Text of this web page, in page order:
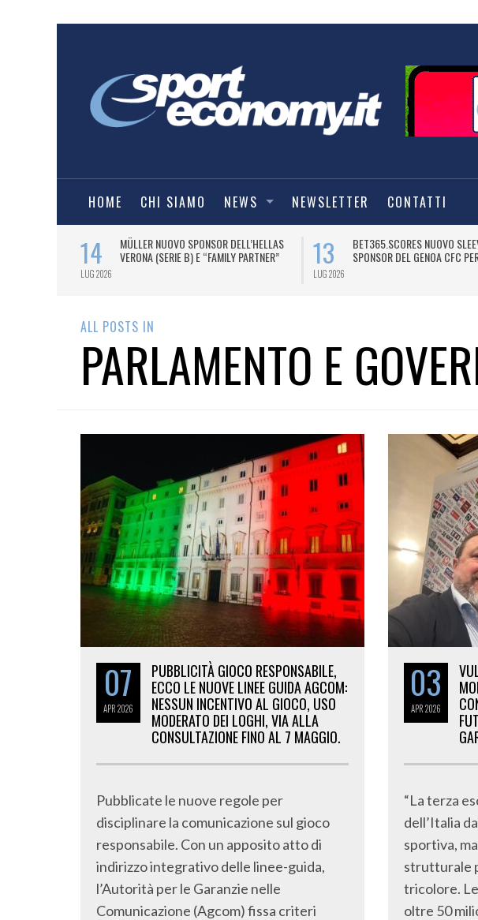
HOME CHI SIAMO NEWS NEWSLETTER CONTATTI
14
LUG 2026
MÜLLER NUOVO SPONSOR DELL’HELLAS
VERONA (SERIE B) E “FAMILY PARTNER”
13
LUG 2026
BET365.SCORES NUOVO
SPONSOR DEL GENOA CFC
ALL POSTS IN
PARLAMENTO E
07
APR2026
PUBBLICITÀ GIOCO RESPONSABILE,
ECCO LE NUOVE LINEE GUIDA AGCOM:
NESSUN INCENTIVO AL GIOCO, USO
MODERATO DEI LOGHI, VIA ALLA
CONSULTAZIONE FINO AL 7 MAGGIO.
Pubblicate le nuove regole per
disciplinare la comunicazione sul gioco
responsabile. Con un apposito atto di
indirizzo integrativo delle linee-guida,
l’Autorità per le Garanzie nelle
Comunicazione (Agcom) fissa criteri
03
APR2026
“La terza
dell’Italia
sportiva,
strutturale
tricolore.
oltre 50